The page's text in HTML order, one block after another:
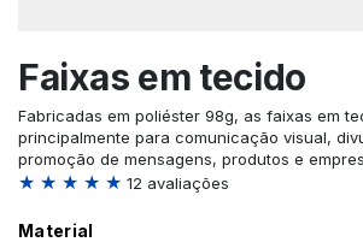
Faixas em tecido
Fabricadas em poliéster 98g, as faixas em
principalmente para comunicação visual,
promoção de mensagens, produtos e
★ ★ ★ ★ ★ 12 avaliações
Material